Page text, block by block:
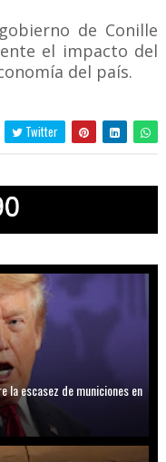
de Conille
el impacto del
del país.
Twitter
escasez de municiones en